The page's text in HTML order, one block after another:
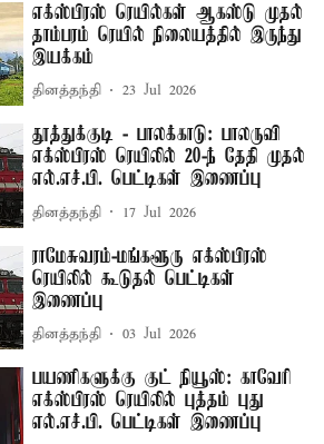
எக்ஸ்பிரஸ் ரெயில்கள் ஆகஸ்டு முதல்
தாம்பரம் ரெயில் நிலையத்தில் இருந்து
இயக்கம்
தினத்தந்தி 23 Jul 2026
தூத்துக்குடி - பாலக்காடு: பாலருவி
எக்ஸ்பிரஸ் ரெயிலில் 20-ந் தேதி முதல்
எல்.எச்.பி. பெட்டிகள் இணைப்பு
தினத்தந்தி 17 Jul 2026
ராமேசுவரம்-மங்களூரு எக்ஸ்பிரஸ்
ரெயிலில் கூடுதல் பெட்டிகள்
இணைப்பு
தினத்தந்தி 03 Jul 2026
பயணிகளுக்கு குட் நியூஸ்: காவேரி
எக்ஸ்பிரஸ் ரெயிலில் புத்தம் புது
எல்.எச்.பி. பெட்டிகள் இணைப்பு